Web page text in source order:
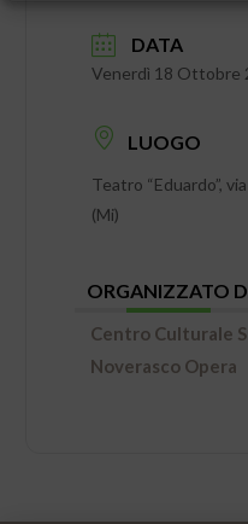
DATA
Venerdì 18 Ottobre
LUOGO
Teatro “Eduardo”,
(Mi)
ORGANIZZATO
Centro Culturale
Noverasco Opera